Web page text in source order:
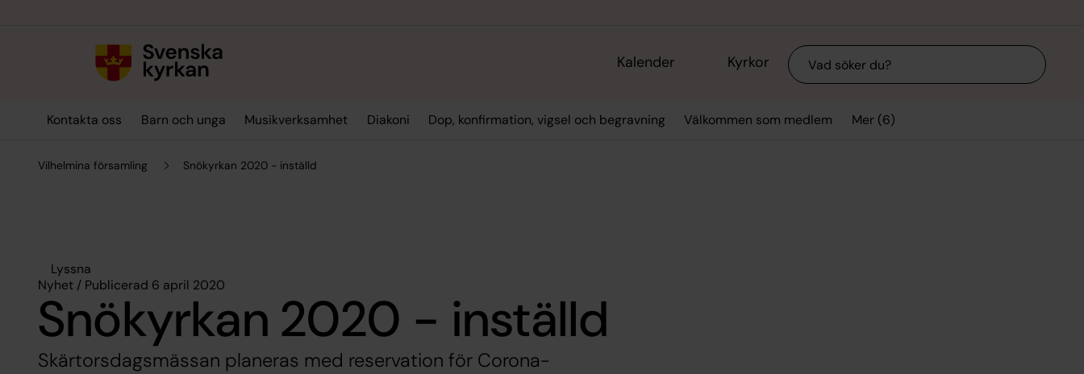
Kalender Kyrkor Sök
Kontakta oss Barn och unga Musikverksamhet Diakoni Dop, konfirmation, vigsel och begravning Välkommen som medlem Mer (6)
Vilhelmina församling Snökyrkan 2020 - inställd
Lyssna
Nyhet / Publicerad 6 april 2020
Snökyrkan 2020 - inställd
Skärtorsdagsmässan planeras med reservation för Corona-